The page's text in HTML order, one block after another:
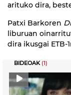
arituko dira,
Patxi Barkoren
liburuan
dira ikusgai ETB-
BIDEOAK(1)